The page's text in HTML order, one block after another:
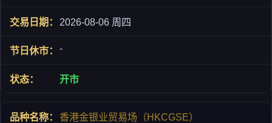
2026-08-06 周四
-
开市
香港金银业贸易场（HKCGSE）